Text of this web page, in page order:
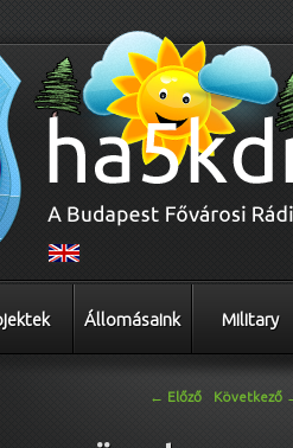
Állomásaink Military
← Előző Következő